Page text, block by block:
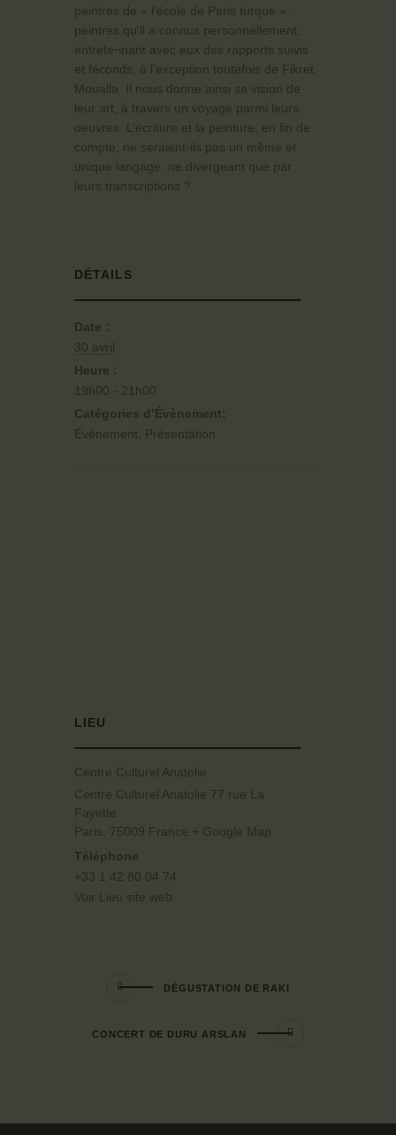
peintres de « l’école de Paris turque »,
peintres qu’il a connus personnellement,
entrete¬nant avec eux des rapports suivis
et féconds, à l’exception toutefois de Fikret
Moualla. Il nous donne ainsi sa vision de
leur art, à travers un voyage parmi leurs
oeuvres. L’écriture et la peinture, en fin de
compte, ne seraient-ils pas un même et
unique langage, ne divergeant que par
leurs transcriptions ?
DÉTAILS
Date :
30 avril
Heure :
19h00 - 21h00
Catégories d’Évènement:
Événement
Présentation
LIEU
Centre Culturel Anatolie
Centre Culturel Anatolie 77 rue La
Fayette
Paris
75009 France + Google Map
Téléphone
+33 1 42 80 04 74
Voir Lieu site web
DÉGUSTATION DE RAKI
CONCERT DE DURU ARSLAN